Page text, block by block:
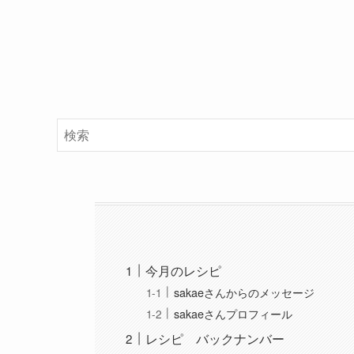
今月のレシピ
sakaeさんからのメッセージ
sakaeさんプロフィール
レシピ バックナンバー